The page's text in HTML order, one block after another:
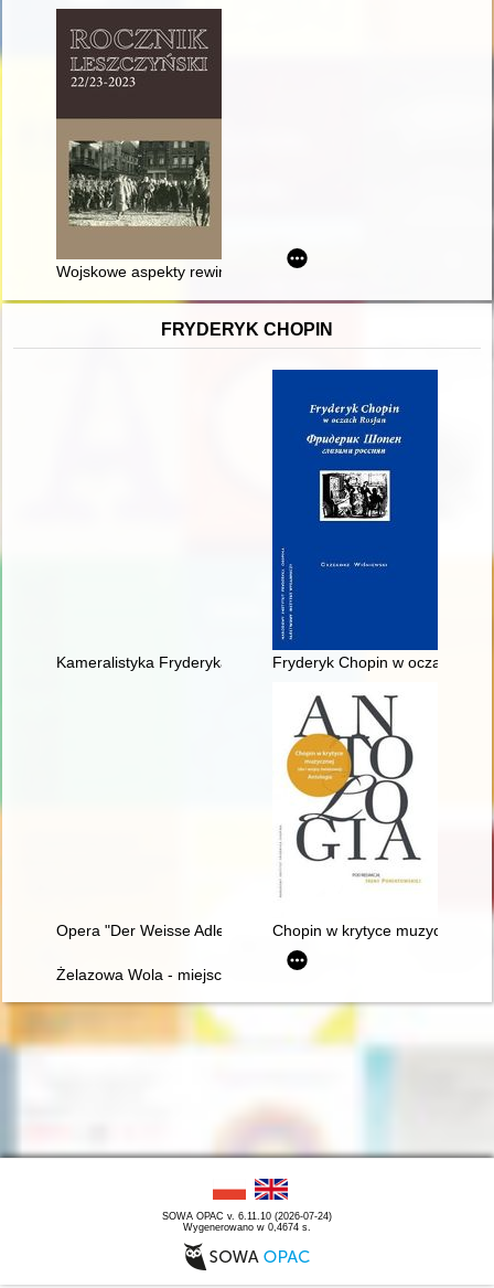
Wojskowe aspekty rewindykacji Leszna w styczniu 1920
FRYDERYK CHOPIN
Kameralistyka Fryderyka Chopina. Margines czy integralna
Fryderyk Chopin w oczach
Opera "Der Weisse Adler" Raoula Madera jako przykład
Chopin w krytyce muzycznej
Żelazowa Wola - miejsce urodzenia Fryderyka Chopina
SOWA OPAC v. 6.11.10 (2026-07-24)
Wygenerowano w 0,4674 s.